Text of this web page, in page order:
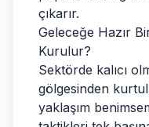
çıkarır.
Geleceğe Hazır
Kurulur?
Sektörde kalıcı
gölgesinden
yaklaşım